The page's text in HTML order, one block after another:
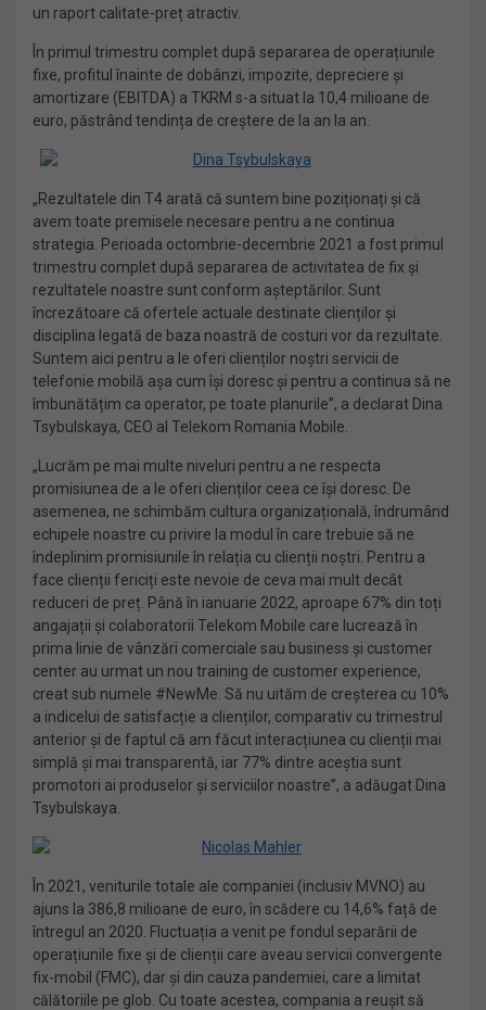
un raport calitate-preț atractiv.
În primul trimestru complet după separarea de operațiunile
fixe, profitul înainte de dobânzi, impozite, depreciere și
amortizare (EBITDA) a TKRM s-a situat la 10,4 milioane de
euro, păstrând tendința de creștere de la an la an.
„Rezultatele din T4 arată că suntem bine poziționați și că
avem toate premisele necesare pentru a ne continua
strategia. Perioada octombrie-decembrie 2021 a fost primul
trimestru complet după separarea de activitatea de fix și
rezultatele noastre sunt conform așteptărilor. Sunt
încrezătoare că ofertele actuale destinate clienților și
disciplina legată de baza noastră de costuri vor da rezultate.
Suntem aici pentru a le oferi clienților noștri servicii de
telefonie mobilă așa cum își doresc și pentru a continua să ne
îmbunătățim ca operator, pe toate planurile”, a declarat Dina
Tsybulskaya, CEO al Telekom Romania Mobile.
„Lucrăm pe mai multe niveluri pentru a ne respecta
promisiunea de a le oferi clienților ceea ce își doresc. De
asemenea, ne schimbăm cultura organizațională, îndrumând
echipele noastre cu privire la modul în care trebuie să ne
îndeplinim promisiunile în relația cu clienții noștri. Pentru a
face clienții fericiți este nevoie de ceva mai mult decât
reduceri de preț. Până în ianuarie 2022, aproape 67% din toți
angajații și colaboratorii Telekom Mobile care lucrează în
prima linie de vânzări comerciale sau business și customer
center au urmat un nou training de customer experience,
creat sub numele #NewMe. Să nu uităm de creșterea cu 10%
a indicelui de satisfacție a clienților, comparativ cu trimestrul
anterior și de faptul că am făcut interacțiunea cu clienții mai
simplă și mai transparentă, iar 77% dintre aceștia sunt
promotori ai produselor și serviciilor noastre”, a adăugat Dina
Tsybulskaya.
În 2021, veniturile totale ale companiei (inclusiv MVNO) au
ajuns la 386,8 milioane de euro, în scădere cu 14,6% față de
întregul an 2020. Fluctuația a venit pe fondul separării de
operațiunile fixe și de clienții care aveau servicii convergente
fix-mobil (FMC), dar și din cauza pandemiei, care a limitat
călătoriile pe glob. Cu toate acestea, compania a reușit să